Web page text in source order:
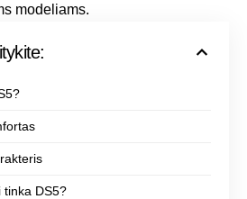
modeliams.
tinka DS5?